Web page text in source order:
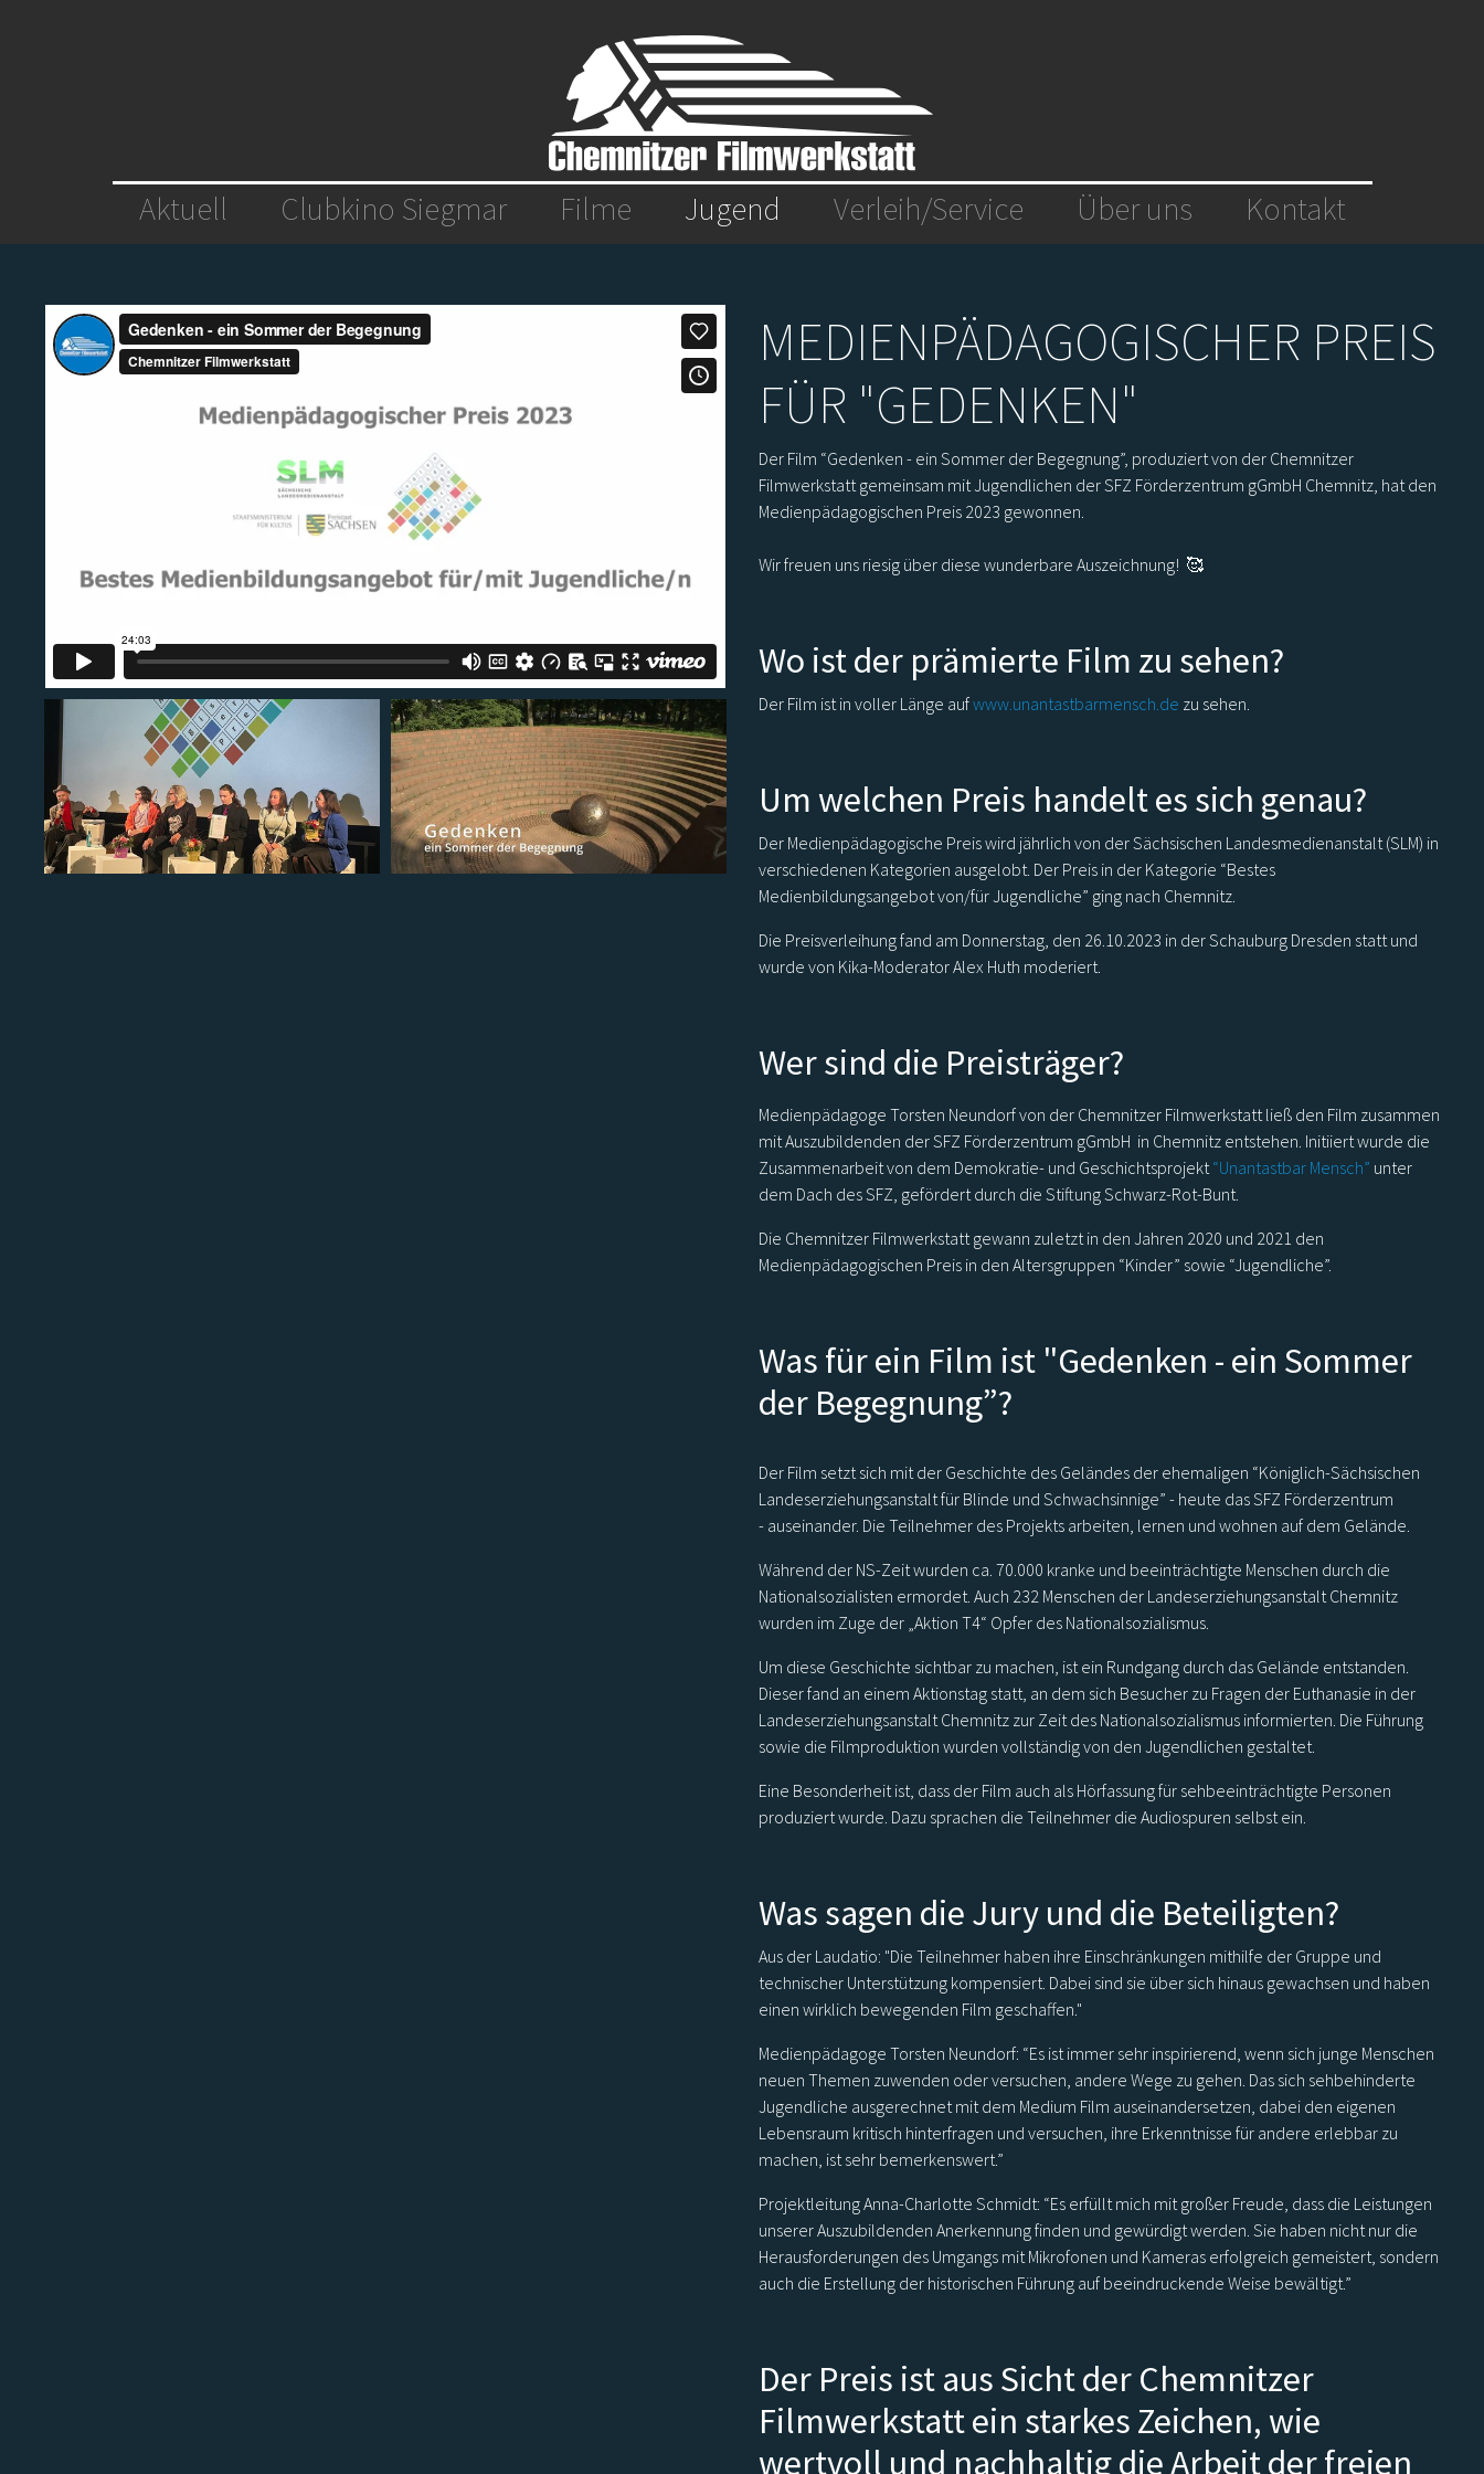
Aktuell Clubkino Siegmar Filme Jugend (aktiv)Verleih/Service Über uns Kontakt
MEDIENPÄDAGOGISCHER PREIS
FÜR "GEDENKEN"
Der Film “Gedenken - ein Sommer der Begegnung”, produziert von der Chemnitzer
Filmwerkstatt gemeinsam mit Jugendlichen der SFZ Förderzentrum gGmbH Chemnitz, hat den
Medienpädagogischen Preis 2023 gewonnen.
Wir freuen uns riesig über diese wunderbare Auszeichnung! 🥰
Wo ist der prämierte Film zu sehen?
Der Film ist in voller Länge aufwww.unantastbarmensch.de zu sehen.
Um welchen Preis handelt es sich genau?
Der Medienpädagogische Preis wird jährlich von der Sächsischen Landesmedienanstalt (SLM) in
verschiedenen Kategorien ausgelobt. Der Preis in der Kategorie “Bestes
Medienbildungsangebot von/für Jugendliche” ging nach Chemnitz.
Die Preisverleihung fand am Donnerstag, den 26.10.2023 in der Schauburg Dresden statt und
wurde von Kika-Moderator Alex Huth moderiert.
Wer sind die Preisträger?
Medienpädagoge Torsten Neundorf von der Chemnitzer Filmwerkstatt ließ den Film zusammen
mit Auszubildenden der SFZ Förderzentrum gGmbH in Chemnitz entstehen. Initiiert wurde die
Zusammenarbeit von dem Demokratie- und Geschichtsprojekt “Unantastbar Mensch” unter
dem Dach des SFZ, gefördert durch die Stiftung Schwarz-Rot-Bunt.
Die Chemnitzer Filmwerkstatt gewann zuletzt in den Jahren 2020 und 2021 den
Medienpädagogischen Preis in den Altersgruppen “Kinder” sowie “Jugendliche”.
Was für ein Film ist "Gedenken - ein Sommer
der Begegnung”?
Der Film setzt sich mit der Geschichte des Geländes der ehemaligen “Königlich-Sächsischen
Landeserziehungsanstalt für Blinde und Schwachsinnige” - heute das SFZ Förderzentrum
- auseinander. Die Teilnehmer des Projekts arbeiten, lernen und wohnen auf dem Gelände.
Während der NS-Zeit wurden ca. 70.000 kranke und beeinträchtigte Menschen durch die
Nationalsozialisten ermordet. Auch 232 Menschen der Landeserziehungsanstalt Chemnitz
wurden im Zuge der „Aktion T4“ Opfer des Nationalsozialismus.
Um diese Geschichte sichtbar zu machen, ist ein Rundgang durch das Gelände entstanden.
Dieser fand an einem Aktionstag statt, an dem sich Besucher zu Fragen der Euthanasie in der
Landeserziehungsanstalt Chemnitz zur Zeit des Nationalsozialismus informierten. Die Führung
sowie die Filmproduktion wurden vollständig von den Jugendlichen gestaltet.
Eine Besonderheit ist, dass der Film auch als Hörfassung für sehbeeinträchtigte Personen
produziert wurde. Dazu sprachen die Teilnehmer die Audiospuren selbst ein.
Was sagen die Jury und die Beteiligten?
Aus der Laudatio: "Die Teilnehmer haben ihre Einschränkungen mithilfe der Gruppe und
technischer Unterstützung kompensiert. Dabei sind sie über sich hinaus gewachsen und haben
einen wirklich bewegenden Film geschaffen."
Medienpädagoge Torsten Neundorf: “Es ist immer sehr inspirierend, wenn sich junge Menschen
neuen Themen zuwenden oder versuchen, andere Wege zu gehen. Das sich sehbehinderte
Jugendliche ausgerechnet mit dem Medium Film auseinandersetzen, dabei den eigenen
Lebensraum kritisch hinterfragen und versuchen, ihre Erkenntnisse für andere erlebbar zu
machen, ist sehr bemerkenswert.”
Projektleitung Anna-Charlotte Schmidt: “Es erfüllt mich mit großer Freude, dass die Leistungen
unserer Auszubildenden Anerkennung finden und gewürdigt werden. Sie haben nicht nur die
Herausforderungen des Umgangs mit Mikrofonen und Kameras erfolgreich gemeistert, sondern
auch die Erstellung der historischen Führung auf beeindruckende Weise bewältigt.”
Der Preis ist aus Sicht der Chemnitzer
Filmwerkstatt ein starkes Zeichen, wie
wertvoll und nachhaltig die Arbeit der freien